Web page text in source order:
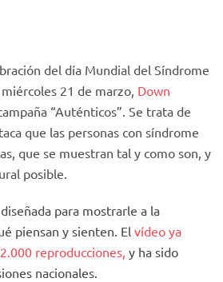
del día Mundial del Síndrome
21 de marzo, Down
“Auténticos”. Se trata de
que las personas con síndrome
que se muestran tal y como son, y
posible.
para mostrarle a la
piensan y sienten. El vídeo ya
reproducciones, y ha sido
nacionales.